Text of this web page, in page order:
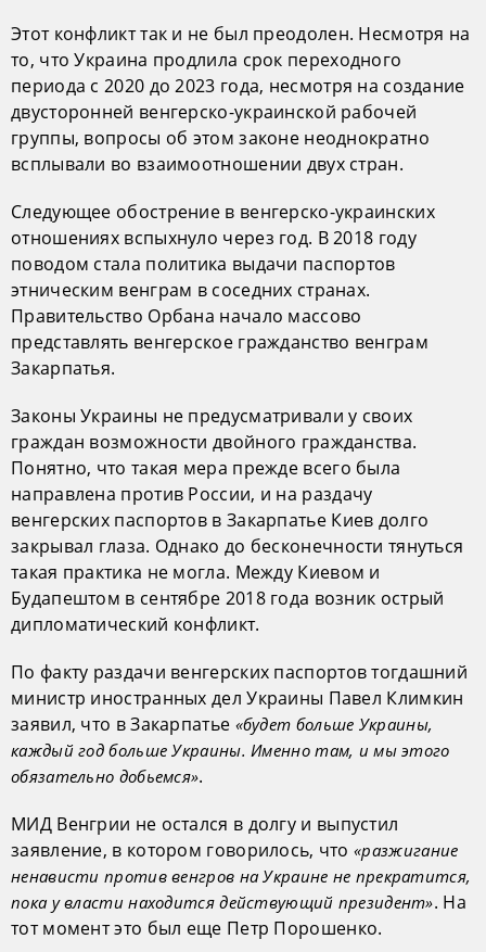
Этот конфликт так и не был преодолен. Несмотря на
то, что Украина продлила срок переходного
периода с 2020 до 2023 года, несмотря на создание
двусторонней венгерско-украинской рабочей
группы, вопросы об этом законе неоднократно
всплывали во взаимоотношении двух стран.
Следующее обострение в венгерско-украинских
отношениях вспыхнуло через год. В 2018 году
поводом стала политика выдачи паспортов
этническим венграм в соседних странах.
Правительство Орбана начало массово
представлять венгерское гражданство венграм
Закарпатья.
Законы Украины не предусматривали у своих
граждан возможности двойного гражданства.
Понятно, что такая мера прежде всего была
направлена против России, и на раздачу
венгерских паспортов в Закарпатье Киев долго
закрывал глаза. Однако до бесконечности тянуться
такая практика не могла. Между Киевом и
Будапештом в сентябре 2018 года возник острый
дипломатический конфликт.
По факту раздачи венгерских паспортов тогдашний
министр иностранных дел Украины Павел Климкин
заявил, что в Закарпатье «будет больше Украины,
каждый год больше Украины. Именно там, и мы этого
обязательно добьемся».
МИД Венгрии не остался в долгу и выпустил
заявление, в котором говорилось, что«разжигание
ненависти против венгров на Украине не прекратится,
пока у власти находится действующий президент». На
тот момент это был еще Петр Порошенко.